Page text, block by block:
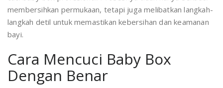
membersihkan permukaan, tetapi juga melibatkan langkah-
langkah detil untuk memastikan kebersihan dan keamanan
bayi.
Cara Mencuci Baby Box
Dengan Benar